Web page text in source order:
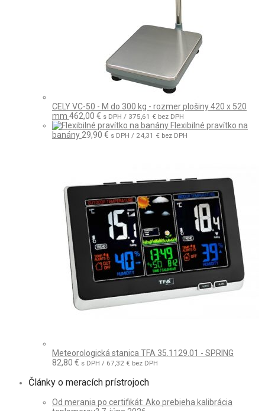
CELY VC-50 - M do 300 kg - rozmer plošiny 420 x 520
mm 462,00 € s DPH / 375,61 € bez DPH
Flexibilné pravítko na
banány 29,90 € s DPH / 24,31 € bez DPH
Meteorologická stanica TFA 35.1129.01 - SPRING
82,80 € s DPH / 67,32 € bez DPH
Články o meracích prístrojoch
Od merania po certifikát: Ako prebieha kalibrácia